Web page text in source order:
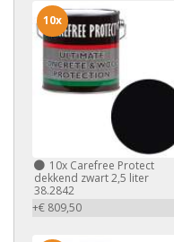
10x Carefree Protect
dekkend zwart 2,5 liter
38.2842
+€ 809,50
10x